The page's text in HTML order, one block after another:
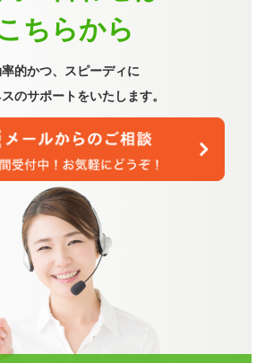
ちらから
的かつ、スピーディに
のサポートをいたします。